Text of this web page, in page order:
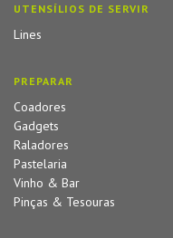
UTENSÍLIOS DE SERVIR
Lines
PREPARAR
Coadores
Gadgets
Raladores
Pastelaria
Vinho & Bar
Pinças & Tesouras